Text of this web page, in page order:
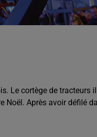
Le cortège de tracteurs
Noël. Après avoir défilé